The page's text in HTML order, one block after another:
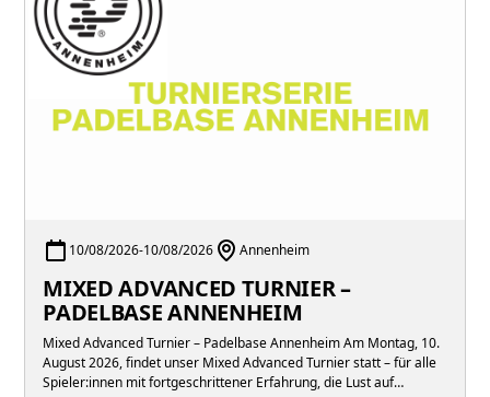
10/08/2026-10/08/2026 Annenheim
MIXED ADVANCED TURNIER –
PADELBASE ANNENHEIM
Mixed Advanced Turnier – Padelbase Annenheim Am Montag, 10.
August 2026, findet unser Mixed Advanced Turnier statt – für alle
Spieler:innen mit fortgeschrittener Erfahrung, die Lust auf